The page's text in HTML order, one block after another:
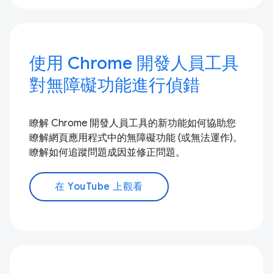
使用 Chrome 開發人員工具
對無障礙功能進行偵錯
瞭解 Chrome 開發人員工具的新功能如何協助您
瞭解網頁應用程式中的無障礙功能 (或無法運作)。
瞭解如何追蹤問題成因並修正問題。
在 YouTube 上觀看